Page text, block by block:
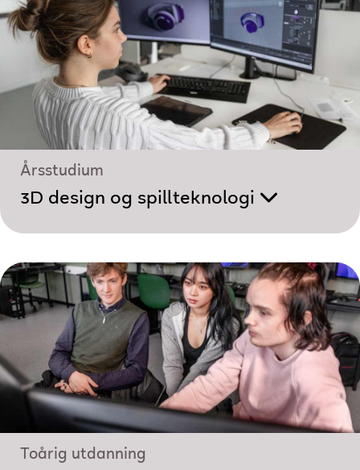
Årsstudium
3D design og spillteknologi
Toårig utdanning